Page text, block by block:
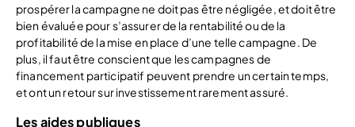
prospérer la campagne ne doit pas être négligée, et doit être
bien évaluée pour s’assurer de la rentabilité ou de la
profitabilité de la mise en place d’une telle campagne. De
plus, il faut être conscient que les campagnes de
financement participatif peuvent prendre un certain temps,
et ont un retour sur investissement rarement assuré.
Les aides publiques